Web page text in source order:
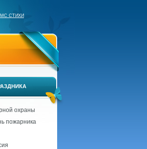
СТИХИ
охраны
пожарника